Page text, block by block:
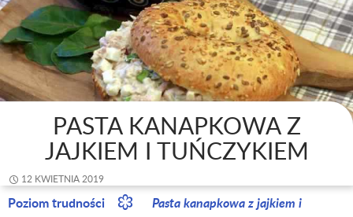
PASTA KANAPKOWA Z
JAJKIEM I TUŃCZYKIEM
12 KWIETNIA 2019
Poziom trudności
Pasta kanapkowa z jajkiem i